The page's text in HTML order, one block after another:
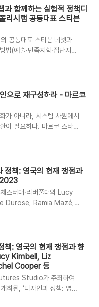
하는 데 중요한 참고자료라
의 정책결정에 디자인을..
문성, 파트너십, 제도적 협력
이전의 성패를 좌우한다는
인 기반 정책랩 연구가 아
자들이 본 정책랩 비교임에
의 역할: 정책실험과 지식이
Experiment and
과 함께하는 실험적 정책디
리시랩 공동대표 스티븐
공동대표 스티븐 베넷과
법(예술·민족지학·집단지성·
)을 소개하고 추진시 직면하
중심 디자인과 혁신을 통해
주도해왔다. 최근에는 메
로운 접근까지 실험하고 있
한 시도들을 공유한 자리이
역 : 챗GPT (요약, 생략된
다. 원본을 확인해주세요.)
으로 재구성하라 - 마르코
가 아니라, 시스템 차원에서
이 필요하다. 마르코 스타인
재료 연구에서 시작해, 뇌졸
와 제도들이 여전히 18~20
물러 21세기의 복잡한 문제
환 등)를 다루는 데 한계가
중 사례처럼, 단순히 효율을
원의 문제를 재구성해야 진
최적화가 아니라, 창의성을
자인하고 조직 자체를 새롭
과를 ..
정책: 영국의 현재 쟁점과
스터대·리버풀대의 Lucy
Durose, Ramia Mazé,
의 정책디자인 동향과 전
관계(도구, 즉흥·적응의 실천,
하고, 정부·학계·컨설팅이
가·조직 임베딩으로 파일럿
자고 권고한다. 정책커뮤니
니티를 연결하는 참조점을
책: 영국의 현재 쟁점과 향
Kimbell, Liz
Cooper 등
Studio가 주최하여
최된, ‘디자인과 정책: 영국
구 방향’ 보고서를 소개하